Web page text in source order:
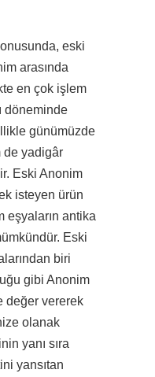
eski
arasında
en çok işlem
döneminde
günümüzde
de yadigâr
Eski Anonim
isteyen ürün
eşyaların antika
Eski
biri
gibi Anonim
değer vererek
olanak
yanı sıra
yansıtan